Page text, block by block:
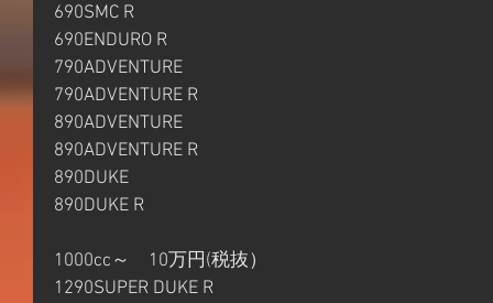
690SMC R
690ENDURO R
790ADVENTURE
790ADVENTURE R
890ADVENTURE
890ADVENTURE R
890DUKE
890DUKE R
1000cc～　10万円(​税抜）
1290SUPER DUKE R